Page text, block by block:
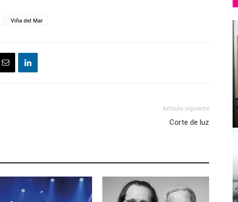
Viña del Mar
Artículo siguiente
Corte de luz